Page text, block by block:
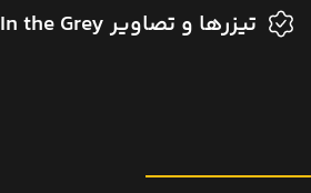
تیزرها و تصاویر In the Grey